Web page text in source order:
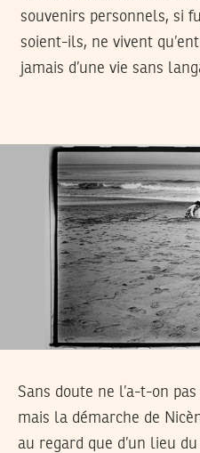
souvenirs personnels, si
soient-ils, ne vivent
jamais d’une vie sans
Sans doute ne l’a-t-on
mais la démarche de
au regard que d’un lieu